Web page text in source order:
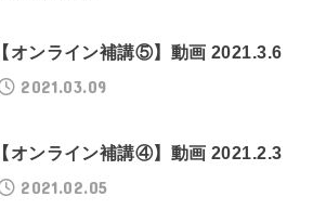
【オンライン補講⑤】動画 2021.3.6
2021.03.09
【オンライン補講④】動画 2021.2.3
2021.02.05